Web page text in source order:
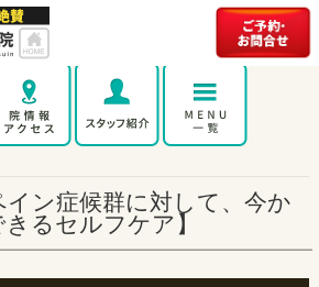
イン症候群に対して、今か
るセルフケア】